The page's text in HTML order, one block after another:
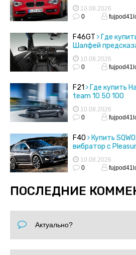
10.08.2026
0
F46GT
Где
Шалфей
черенки семена
10.08.2026
0
F21
Где купить
team 10 50 100
10.08.2026
0
F40
Купить
вибратор с
10.08.2026
0
ПОСЛЕДНИЕ
Актуально?